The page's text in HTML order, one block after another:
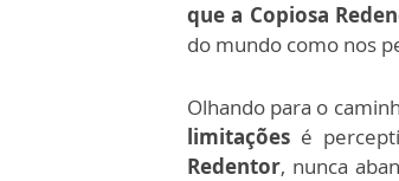
que a Copiosa
do mundo como nos
Olhando para o
limitações é
Redentor, nunca